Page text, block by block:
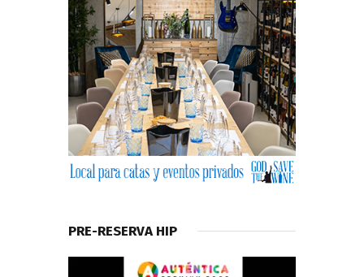
PRE-RESERVA HIP